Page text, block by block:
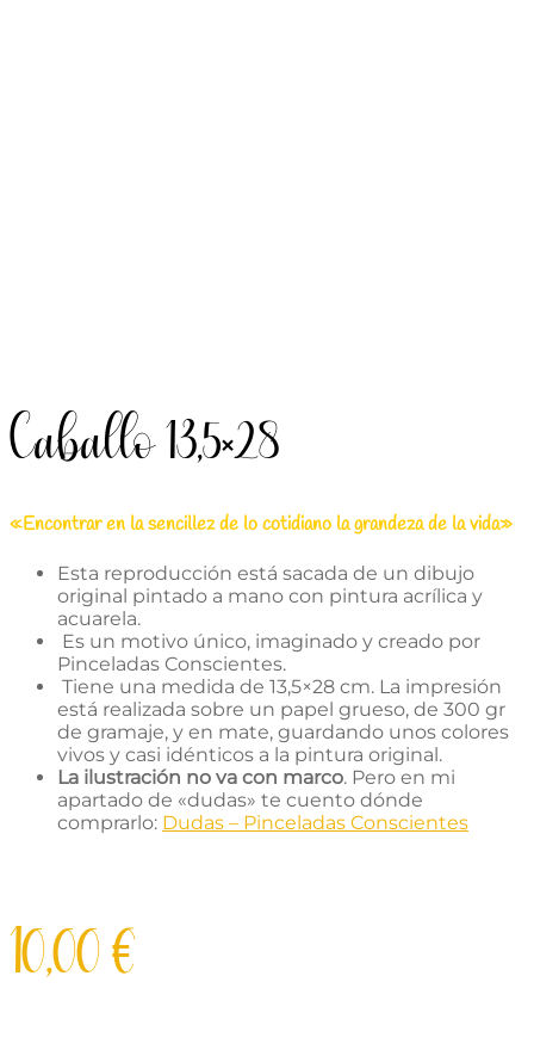
Caballo 13,5×28
«Encontrar en la sencillez de lo cotidiano la grandeza de la vida»
Esta reproducción está sacada de un dibujo
original pintado a mano con pintura acrílica y
acuarela.
Es un motivo único, imaginado y creado por
Pinceladas Conscientes.
Tiene una medida de 13,5×28 cm. La impresión
está realizada sobre un papel grueso, de 300 gr
de gramaje, y en mate, guardando unos colores
vivos y casi idénticos a la pintura original.
La ilustración no va con marco. Pero en mi
apartado de «dudas» te cuento dónde
comprarlo: Dudas – Pinceladas Conscientes
10,00€